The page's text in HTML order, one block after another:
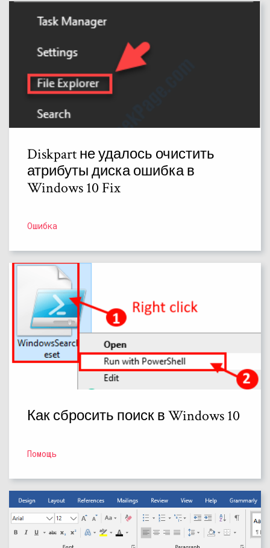
Diskpart не удалось очистить
атрибуты диска ошибка в
Windows 10 Fix
Ошибка
Как сбросить поиск в Windows 10
Помощь